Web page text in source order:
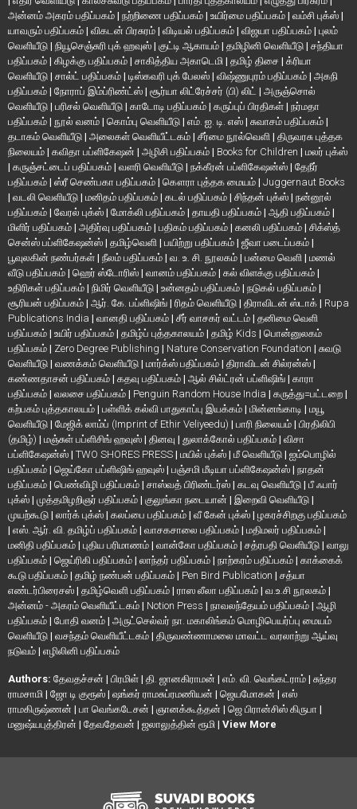
அன்னம் அகரம் பதிப்பகம் | நற்றிணை பதிப்பகம் | உயிர்மை பதிப்பகம் | வம்சி புக்ஸ் |
யாவரும் பதிப்பகம் | விகடன் பிரசுரம் | விடியல் பதிப்பகம் | விஜயா பதிப்பகம் | புலம்
வெளியீடு | நியூசெஞ்சுரி புக் ஹவுஸ் | குட்டி ஆகாயம் | தமிழினி வெளியீடு | சந்தியா
பதிப்பகம் | கிழக்கு பதிப்பகம் | சாகித்திய அகாடெமி | தமிழ் திசை | க்ரியா
வெளியீடு | சால்ட் பதிப்பகம் | டிஸ்கவரி புக் பேலஸ் | விஷ்ணுபுரம் பதிப்பகம் | அகநி
பதிப்பகம் | நோராப் இம்ப்ரிண்ட்ஸ் | சூர்யா லிட்ரேச்சர் (பி) லிட் | அருஞ்சொல்
வெளியீடு | பரிசல் வெளியீடு | காடோடி பதிப்பகம் | கருப்புப் பிரதிகள் | நர்மதா
பதிப்பகம் | நூல் வனம் | கொம்பு வெளியீடு | எம். ஐ. டி. எஸ் | சுவாசம் பதிப்பகம் |
தடாகம் வெளியீடு | அலைகள் வெளியீட்டகம் | சீர்மை நூல்வெளி | திருவரசு புத்தக
நிலையம் | கவிதா பப்ளிகேஷன் | அழிசி பதிப்பகம் | Books for Children | மலர் புக்ஸ்
| கருஞ்சட்டைப் பதிப்பகம் | வளரி வெளியீடு | நக்கீரன் பப்ளிகேஷன்ஸ் | தேநீர்
பதிப்பகம் | ஸ்ரீ செண்பகா பதிப்பகம் | கௌரா புத்தக மையம் | Juggernaut Books
| வடலி வெளியீடு | மனிதம் பதிப்பகம் | கடல் பதிப்பகம் | சிந்தன் புக்ஸ் | நன்னூல்
பதிப்பகம் | வேரல் புக்ஸ் | மோக்லி பதிப்பகம் | தாயதி பதிப்பகம் | ஆதி பதிப்பகம் |
மிளிர் பதிப்பகம் | அதிர்வு பதிப்பகம் | பதிகம் பதிப்பகம் | கனலி பதிப்பகம் | சிக்ஸ்த்
சென்ஸ் பப்ளிகேஷன்ஸ் | தமிழ்வெளி | பயிற்று பதிப்பகம் | ஜீவா படைப்பகம் |
பூவுலகின் நண்பர்கள் | நீலம் பதிப்பகம் | வ. உ. சி. நூலகம் | பன்மை வெளி | மணல்
வீடு பதிப்பகம் | ஹெர் ஸ்டோரிஸ் | வானம் பதிப்பகம் | கல் விளக்கு பதிப்பகம் |
உதிரிகள் பதிப்பகம் | நிமிர் வெளியீடு | உன்னதம் பதிப்பகம் | நடுகல் பதிப்பகம் |
சூரியன் பதிப்பகம் | ஆர். கே. பப்ளிஷிங் | ரிதம் வெளியீடு | திராவிடன் ஸ்டாக் | Rupa
Publications India | வானதி பதிப்பகம் | சீர் வாசகர் வட்டம் | தனிமை வெளி
பதிப்பகம் | உயிர் பதிப்பகம் | தமிழ்ப் புத்தகாலயம் | தமிழ் Kids | பொன்னுலகம்
பதிப்பகம் | Zero Degree Publishing | Nature Conservation Foundation | சுவடு
வெளியீடு | வணக்கம் வெளியீடு | மார்க்ஸ் பதிப்பகம் | திராவிடன் சில்ரன்ஸ் |
கண்ணதாசன் பதிப்பகம் | கதவு பதிப்பகம் | ஆல் சில்ட்ரன் பப்ளிஷிங் | காரா
பதிப்பகம் | வலசை பதிப்பகம் | Penguin Random House India | கருத்து=பட்டறை |
கற்பகம் புத்தகாலயம் | பள்ளிக் கல்வி பாதுகாப்பு இயக்கம் | மின்னங்காடி | மயூ
வெளியீடு | மேஜிக் லாம்ப் (Imprint of Ethir Veliyeedu) | பாரி நிலையம் | பிரதிலிபி
(தமிழ்) | மஞ்சுள் பப்ளிசிங் ஹவுஸ் | தினவு | துலாக்கோல் பதிப்பகம் | விசா
பப்ளிகேஷன்ஸ் | TWO SHORES PRESS | மயில் புக்ஸ் | மீ வெளியீடு | ஐம்பொழில்
பதிப்பகம் | ஜெய்கோ பப்ளிஷிங் ஹவுஸ் | பஞ்சமி மீடியா பப்ளிகேஷன்ஸ் | நாதன்
பதிப்பகம் | பெண்விழி பதிப்பகம் | சாஸ்வத் பிரிண்டர்ஸ் | கடவு வெளியீடு | பீ ஃபார்
புக்ஸ் | முத்தமிழறிஞர் பதிப்பகம் | குலுங்கா நடையான் | இறைவி வெளியீடு |
முயற்கூடு | லார்க் புக்ஸ் | கலப்பை பதிப்பகம் | வீ கேன் புக்ஸ் | ழகரச்சிறகு பதிப்பகம்
| எஸ். ஆர். வி. தமிழ்ப் பதிப்பகம் | வாசகசாலை பதிப்பகம் | மதிமலர் பதிப்பகம் |
மனிதி பதிப்பகம் | புதிய பரிமாணம் | வான்கோ பதிப்பகம் | சத்ரபதி வெளியீடு | வாலு
பதிப்பகம் | ஜெய்ரிகி பதிப்பகம் | லாந்தர் பதிப்பகம் | நாற்கரம் பதிப்பகம் | காக்கைக்
கூடு பதிப்பகம் | தமிழ் நண்பன் பதிப்பகம் | Pen Bird Publication | சத்யா
எண்டர்பிரைசஸ் | தமிழ்வெளி பதிப்பகம் | ராஸ லீலா பதிப்பகம் | வ.உ.சி நூலகம் |
அன்னம் - அகரம் வெளியீட்டகம் | Notion Press | நாவலந்தேயம் பதிப்பகம் | ஆழி
பதிப்பகம் | போதி வனம் | அருட்செல்வர் நா. மகாலிங்கம் மொழிபெயர்ப்பு மையம்
வெளியீடு | வசந்தம் வெளியீட்டகம் | திருவண்ணாமலை மாவட்ட வரலாற்று ஆய்வு
நடுவம் | எழிலினி பதிப்பகம்
Authors: தேவதச்சன் | பிரமிள் | தி. ஜானகிராமன் | எம். வி. வெங்கட்ராம் | சுந்தர
ராமசாமி | ஜோ டி குரூஸ் | ஷங்கர் ராமசுப்ரமணியன் | ஜெயமோகன் | எஸ்
ராமகிருஷ்ணன் | பா வெங்கடேசன் | ஞானக்கூத்தன் | ஜெ பிரான்சிஸ் கிருபா |
மனுஷ்யபுத்திரன் | தேவதேவன் | ஜலாலுத்தின் ரூமி | View More